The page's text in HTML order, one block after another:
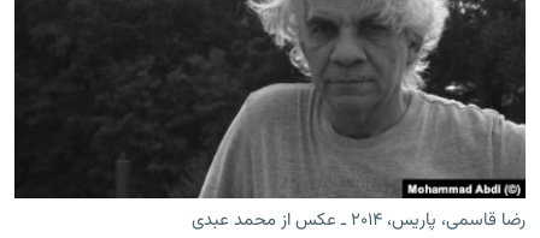
به ما بپیوندید
زبان‌های دیگر
رضا قاسمی، پاریس، ۲۰۱۴ ـ عکس از محمد عبدی